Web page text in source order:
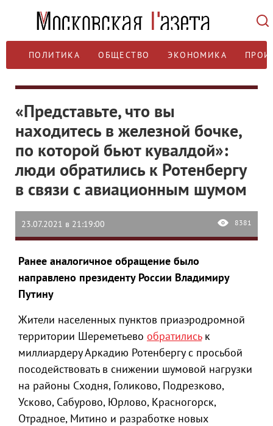
ПОЛИТИКА ОБЩЕСТВО ЭКОНОМИКА
«Представьте, что вы
находитесь в железной бочке,
по которой бьют кувалдой»:
люди обратились к Ротенбергу
в связи с авиационным шумом
23.07.2021 в 21:19:00 8381
Ранее аналогичное обращение было
направлено президенту России Владимиру
Путину
Жители населенных пунктов приаэродромной
территории Шереметьево обратилиськ
миллиардеру Аркадию Ротенбергу с просьбой
посодействовать в снижении шумовой нагрузки
на районы Сходня, Голиково, Подрезково,
Усково, Сабурово, Юрлово, Красногорск,
Отрадное, Митино и разработке новых